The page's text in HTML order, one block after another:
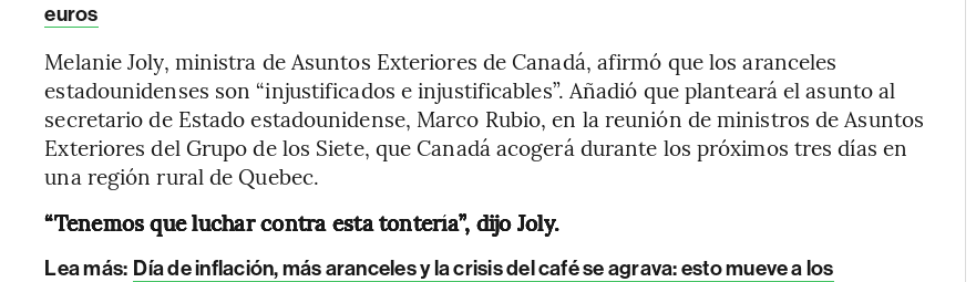
euros
Melanie Joly, ministra de Asuntos Exteriores de Canadá, afirmó que los aranceles
estadounidenses son “injustificados e injustificables”. Añadió que planteará el asunto al
secretario de Estado estadounidense, Marco Rubio, en la reunión de ministros de Asuntos
Exteriores del Grupo de los Siete, que Canadá acogerá durante los próximos tres días en
una región rural de Quebec.
“Tenemos que luchar contra esta tontería”, dijo Joly.
Lea más: Día de inflación, más aranceles y la crisis del café se agrava: esto mueve a los